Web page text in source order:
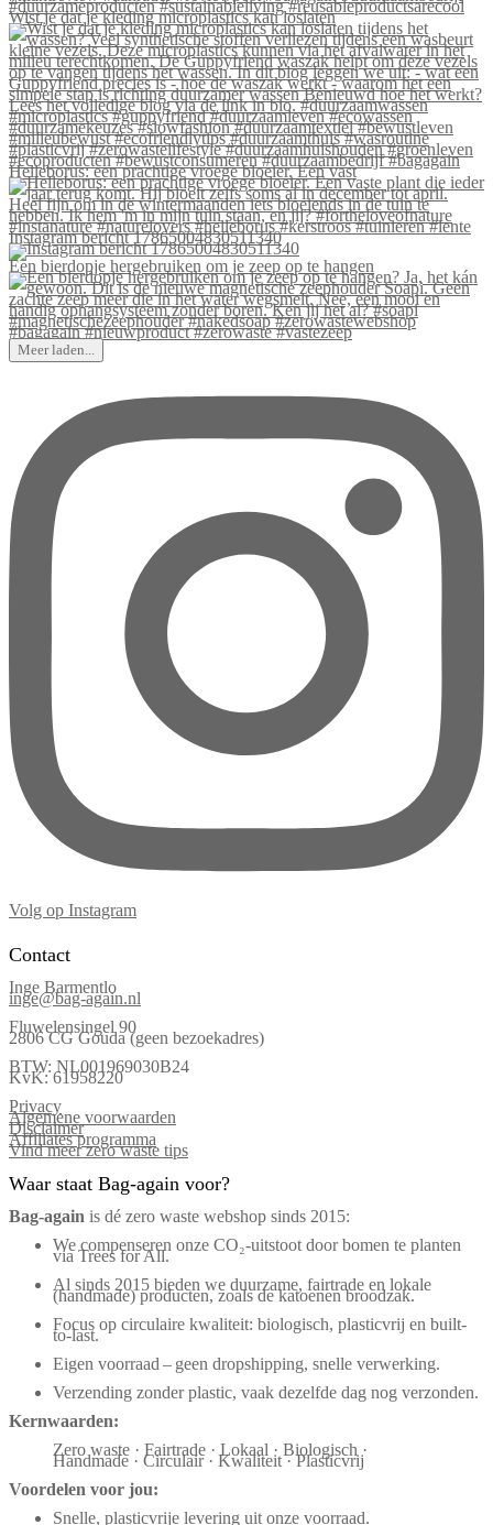
Wist je dat je kleding microplastics kan loslaten
Helleborus: een prachtige vroege bloeier. Een vast
Instagram bericht 17865004830511340
Een bierdopje hergebruiken om je zeep op te hangen
Meer laden...
Volg op Instagram
Contact
Inge Barmentlo
inge@bag-again.nl
Fluwelensingel 90
2806 CG Gouda (geen bezoekadres)
BTW: NL001969030B24
KvK: 61958220
Privacy
Algemene voorwaarden
Disclaimer
Affiliates programma
Vind meer zero waste tips
Waar staat Bag-again voor?
Bag‑again is dé zero waste webshop sinds 2015:
We compenseren onze CO₂-uitstoot door bomen te planten
via Trees for All.
Al sinds 2015 bieden we duurzame, fairtrade en lokale
(handmade) producten, zoals de katoenen broodzak.
Focus op circulaire kwaliteit: biologisch, plasticvrij en built-
to-last.
Eigen voorraad – geen dropshipping, snelle verwerking.
Verzending zonder plastic, vaak dezelfde dag nog verzonden.
Kernwaarden:
Zero waste · Fairtrade · Lokaal · Biologisch ·
Handmade · Circulair · Kwaliteit · Plasticvrij
Voordelen voor jou:
Snelle, plasticvrije levering uit onze voorraad.